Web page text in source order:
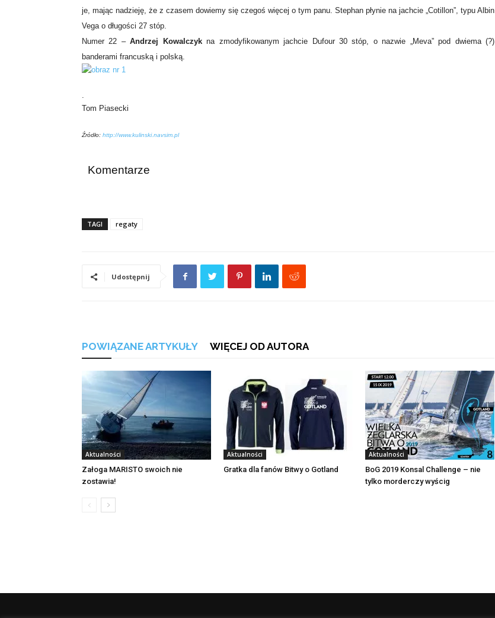
je, mając nadzieję, że z czasem dowiemy się czegoś więcej o tym panu. Stephan płynie na jachcie „Cotillon”, typu Albin
Vega o długości 27 stóp.
Numer 22 –Andrzej Kowalczykna zmodyfikowanym jachcie Dufour 30 stóp, o nazwie „Meva” pod dwiema (?)
banderami francuską i polską.
.
Tom Piasecki
Źródło: http://www.kulinski.navsim.pl
Komentarze
TAGI regaty
Udostępnij
POWIĄZANE ARTYKUŁY WIĘCEJ OD AUTORA
Aktualności
Załoga MARISTO swoich nie
zostawia!
Aktualności
Gratka dla fanów Bitwy o Gotland
Aktualności
BoG 2019 Konsal Challenge – nie
tylko morderczy wyścig